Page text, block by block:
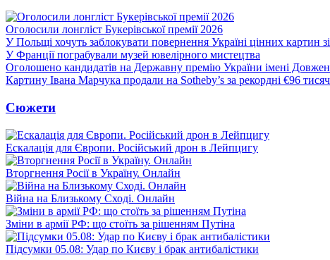
Оголосили лонгліст Букерівської премії 2026
У Польщі хочуть заблокувати повернення Україні цінних картин
У Франції пограбували музей ювелірного мистецтва
Оголошено кандидатів на Державну премію України імені
Картину Івана Марчука продали на Sotheby’s за рекордні €96 тисяч
Сюжети
Ескалація для Європи. Російський дрон в Лейпцигу
Вторгнення Росії в Україну. Онлайн
Війна на Близькому Сході. Онлайн
Зміни в армії РФ: що стоїть за рішенням Путіна
Підсумки 05.08: Удар по Києву і брак антибалістики